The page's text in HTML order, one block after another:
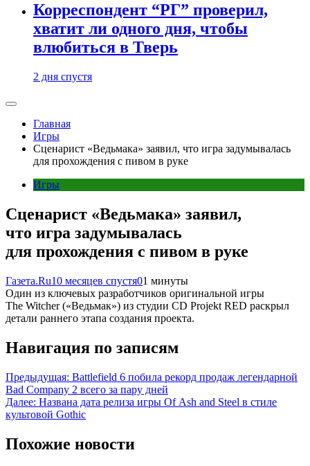
Корреспондент “РГ” проверил,
хватит ли одного дня, чтобы
влюбиться в Тверь
2 дня спустя
Главная
Игры
Сценарист «Ведьмака» заявил, что игра задумывалась
для прохождения с пивом в руке
Игры
Сценарист «Ведьмака» заявил,
что игра задумывалась
для прохождения с пивом в руке
Газета.Ru10 месяцев спустя01 минуты
Один из ключевых разработчиков оригинальной игры
The Witcher («Ведьмак») из студии CD Projekt RED раскрыл
детали раннего этапа создания проекта.
Навигация по записям
Предыдущая: Battlefield 6 побила рекорд продаж легендарной
Bad Company 2 всего за пару дней
Далее: Названа дата релиза игры Of Ash and Steel в стиле
культовой Gothic
Похожие новости